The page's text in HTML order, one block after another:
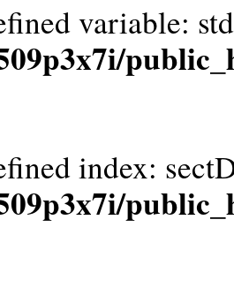
variable:
index: